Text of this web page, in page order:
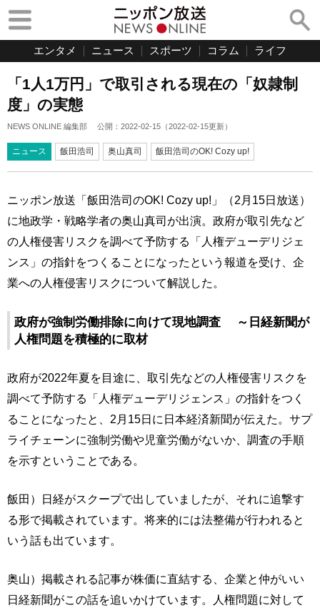
エンタメ ニュース スポーツ コラム ライフ
「1人1万円」で取引される現在の「奴隷制
度」の実態
NEWS ONLINE 編集部 公開： 2022-02-15 （2022-02-15更新）
ニュース 飯田浩司 奥山真司 飯田浩司のOK! Cozy up!
ニッポン放送「飯田浩司のOK! Cozy up!」（2月15日放送）
に地政学・戦略学者の奥山真司が出演。政府が取引先など
の人権侵害リスクを調べて予防する「人権デューデリジェ
ンス」の指針をつくることになったという報道を受け、企
業への人権侵害リスクについて解説した。
政府が強制労働排除に向けて現地調査 ～日経新聞が
人権問題を積極的に取材
政府が2022年夏を目途に、取引先などの人権侵害リスクを
調べて予防する「人権デューデリジェンス」の指針をつく
ることになったと、2月15日に日本経済新聞が伝えた。サプ
ライチェーンに強制労働や児童労働がないか、調査の手順
を示すということである。
飯田）日経がスクープで出していましたが、それに追撃す
る形で掲載されています。将来的には法整備が行われると
いう話も出ています。
奥山）掲載される記事が株価に直結する、企業と仲がいい
日経新聞がこの話を追いかけています。人権問題に対して